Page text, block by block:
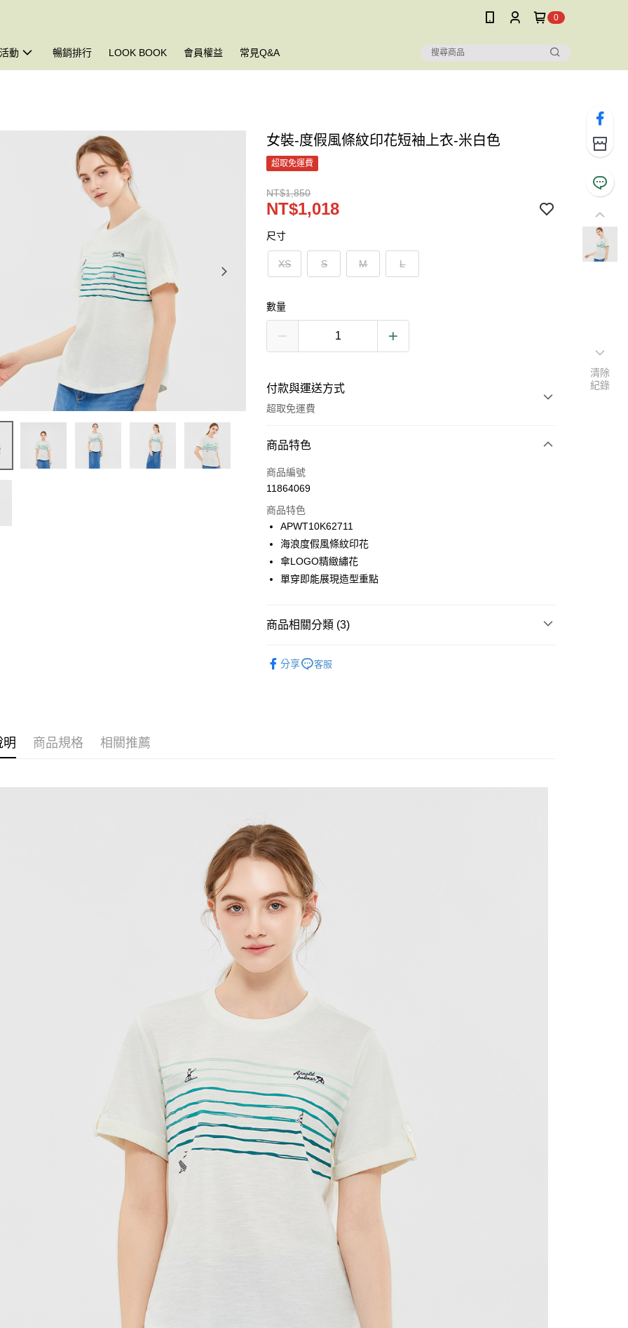
0
動 暢銷排行 LOOK BOOK 會員權益 常見Q&A
女裝-度假風條紋印花短袖上衣-米白色
超取免運費
NT$1,850
NT$1,018
尺寸
XS S M L
數量
付款與運送方式
超取免運費
付款方式
信用卡一次付款
Apple Pay
悠遊付
Google Pay
付款後全家取貨
每筆NT$220
貨到付款
每筆NT$120，滿NT$1,500(含以上)免運費
商品特色
商品編號
11864069
商品特色
APWT10K62711
海浪度假風條紋印花
傘LOGO精緻繡花
單穿即能展現造型重點
商品相關分類 (3)
分享 客服
明 商品規格 相關推薦
清除
紀錄